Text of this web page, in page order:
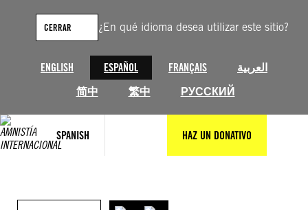
¿En qué idioma desea utilizar este sitio?
ENGLISH ESPAÑOL FRANÇAIS
العربية
简中
繁中 РУССКИЙ
CERRAR
SPANISH HAZ UN DONATIVO
contenido